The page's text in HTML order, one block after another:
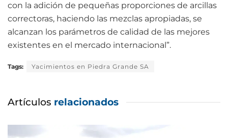
con la adición de pequeñas proporciones de arcillas
correctoras, haciendo las mezclas apropiadas, se
alcanzan los parámetros de calidad de las mejores
existentes en el mercado internacional”.
Tags: Yacimientos en Piedra Grande SA
Artículos relacionados